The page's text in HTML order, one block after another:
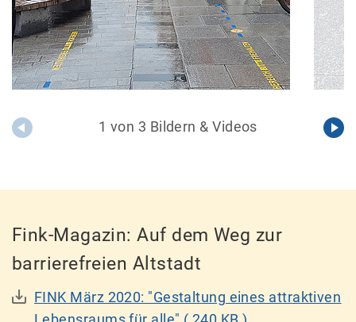
1 von 3 Bildern & Videos
Fink-Magazin: Auf dem Weg zur
barrierefreien Altstadt
FINK März 2020: "Gestaltung eines attraktiven